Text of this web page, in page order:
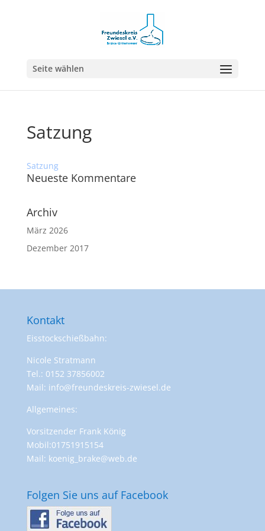
Seite wählen
Satzung
Satzung
Neueste Kommentare
Archiv
März 2026
Dezember 2017
Kontakt
Eisstockschießbahn:
Nicole Stratmann
Tel.: 0152 37856002
Mail: info@freundeskreis-zwiesel.de
Allgemeines:
Vorsitzender Frank König
Mobil:01751915154
Mail: koenig_brake@web.de
Folgen Sie uns auf Facebook